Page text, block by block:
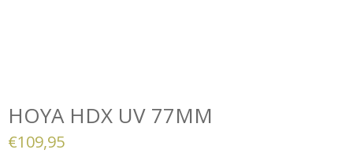
HOYA HDX UV 77MM
€109,95